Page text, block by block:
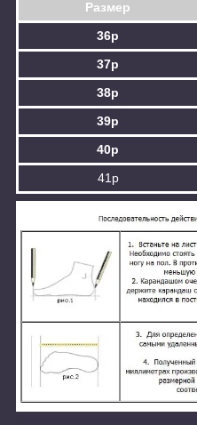
Размер
36р
37р
38р
39р
40р
41р